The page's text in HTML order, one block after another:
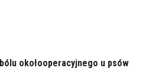
okołooperacyjnego u psów